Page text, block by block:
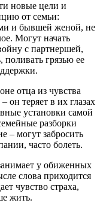
новые цели и
от семьи:
и бывшей женой, не
Могут начать
с партнершей,
поливать грязью ее
отца из чувства
он теряет в их глазах
установки самой
разборки
– могут забросить
часто болеть.
у обиженных
слова приходится
чувство страха,
жить.